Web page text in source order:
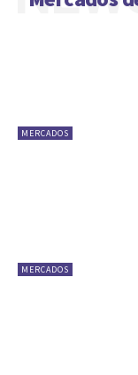
MERCADOS
MERCADOS